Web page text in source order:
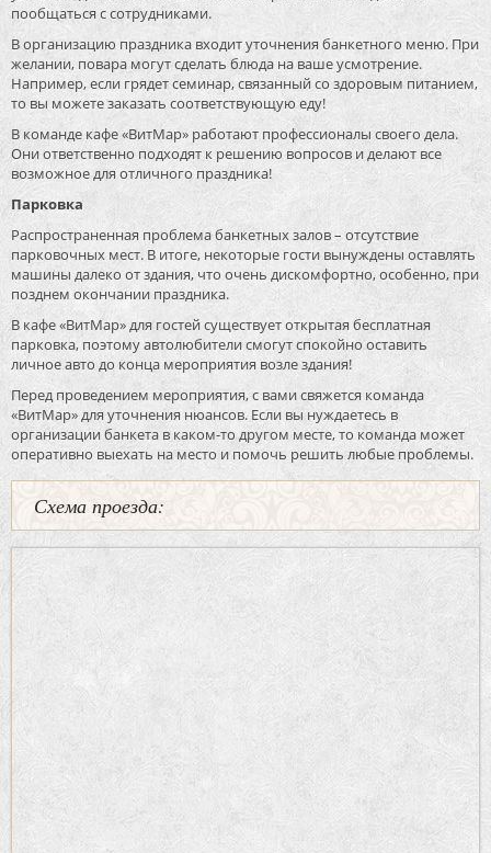
пообщаться с сотрудниками.
В организацию праздника входит уточнения банкетного меню. При
желании, повара могут сделать блюда на ваше усмотрение.
Например, если грядет семинар, связанный со здоровым питанием,
то вы можете заказать соответствующую еду!
В команде кафе «ВитМар» работают профессионалы своего дела.
Они ответственно подходят к решению вопросов и делают все
возможное для отличного праздника!
Парковка
Распространенная проблема банкетных залов – отсутствие
парковочных мест. В итоге, некоторые гости вынуждены оставлять
машины далеко от здания, что очень дискомфортно, особенно, при
позднем окончании праздника.
В кафе «ВитМар» для гостей существует открытая бесплатная
парковка, поэтому автолюбители смогут спокойно оставить
личное авто до конца мероприятия возле здания!
Перед проведением мероприятия, с вами свяжется команда
«ВитМар» для уточнения нюансов. Если вы нуждаетесь в
организации банкета в каком-то другом месте, то команда может
оперативно выехать на место и помочь решить любые проблемы.
Схема проезда: